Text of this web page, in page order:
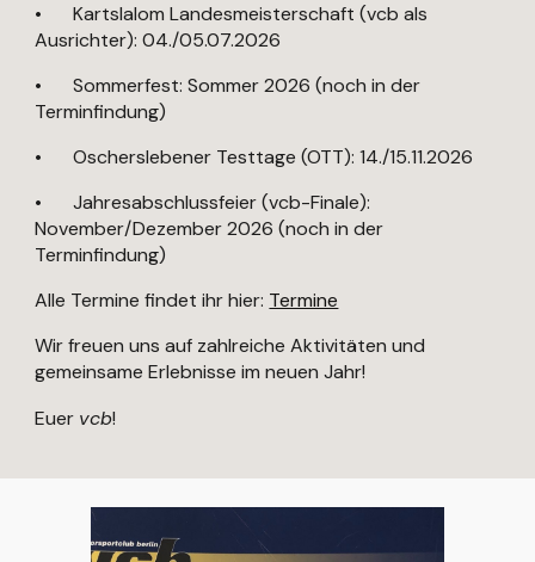
•
Kartslalom Landesmeisterschaft (vcb als
Ausrichter): 04./05.07.2026
•
Sommerfest: Sommer 2026 (noch in der
Terminfindung)
•
Oscherslebener Testtage (OTT): 14./15.11.2026
•
Jahresabschlussfeier (vcb-Finale):
November/Dezember 2026 (noch in der
Terminfindung)
Alle Termine findet ihr hier: Termine
Wir freuen uns auf zahlreiche Aktivitäten und
gemeinsame Erlebnisse im neuen Jahr!
Euer vcb!